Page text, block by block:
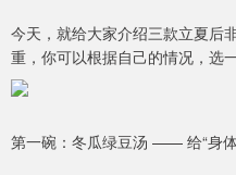
今天，就给大家介绍三款立夏后
重，你可以根据自己的情况，选
第一碗：冬瓜绿豆汤 —— 给“身